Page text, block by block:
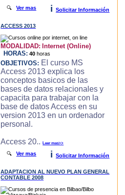
🔍Ver mas i Solicitar Información
ACCESS 2013
MODALIDAD: Internet (Online)
HORAS: 40 horas
OBJETIVOS: El curso MS
Access 2013 explica los
conceptos basicos de las
bases de datos relacionales y
capacita para trabajar con la
base de datos Access en su
version 2013 en un ordenador
personal.
Access 20..Leer mas>>
🔍Ver mas i Solicitar Información
ADAPTACION AL NUEVO PLAN GENERAL
CONTABLE 2008